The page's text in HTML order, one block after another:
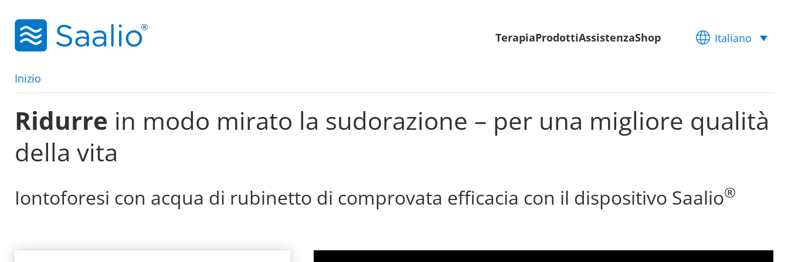
zum Hauptinhalt
TerapiaProdottiAssistenzaShop Italiano
Inizio
Ridurre in modo mirato la sudorazione – per una migliore qualità
della vita
Iontoforesi con acqua di rubinetto di comprovata efficacia con il dispositivo Saalio®